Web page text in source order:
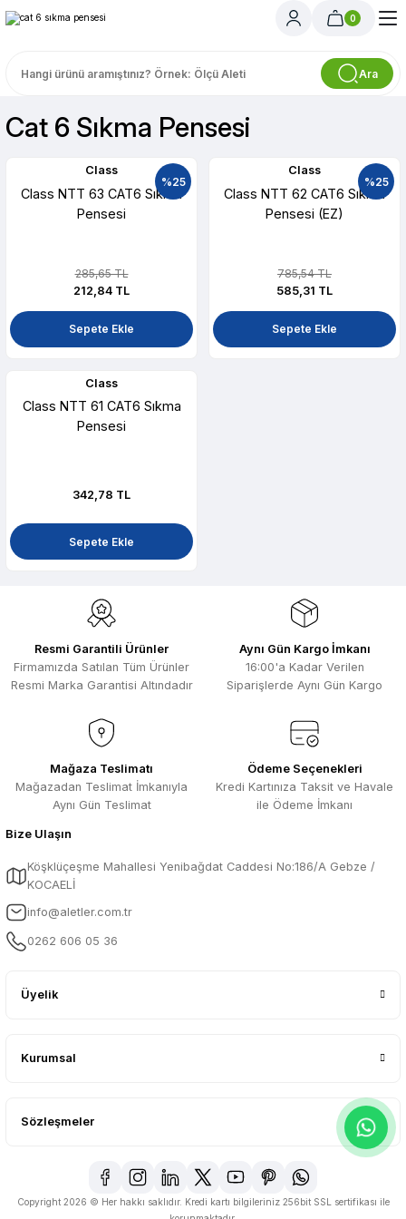
Ara
0
Cat 6 Sıkma Pensesi
%25
Class
Class NTT 63 CAT6 Sıkma
Pensesi
285,65 TL
212,84 TL
Sepete Ekle
%25
Class
Class NTT 62 CAT6 Sıkma
Pensesi (EZ)
785,54 TL
585,31 TL
Sepete Ekle
Class
Class NTT 61 CAT6 Sıkma
Pensesi
342,78 TL
Sepete Ekle
Resmi Garantili Ürünler
Firmamızda Satılan Tüm Ürünler
Resmi Marka Garantisi Altındadır
Aynı Gün Kargo İmkanı
16:00'a Kadar Verilen
Siparişlerde Aynı Gün Kargo
Mağaza Teslimatı
Mağazadan Teslimat İmkanıyla
Aynı Gün Teslimat
Ödeme Seçenekleri
Kredi Kartınıza Taksit ve Havale
ile Ödeme İmkanı
Bize Ulaşın
Köşklüçeşme Mahallesi Yenibağdat Caddesi No:186/A Gebze /
KOCAELİ
info@aletler.com.tr
0262 606 05 36
Üyelik
Kurumsal
Sözleşmeler
Copyright 2026 © Her hakkı saklıdır. Kredi kartı bilgileriniz 256bit SSL sertifikası ile